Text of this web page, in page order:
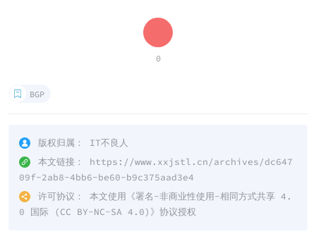
0
BGP
版权归属：
IT不良人
本文链接：
https://www.xxjstl.cn/archives/dc647
09f-2ab8-4bb6-be60-b9c375aad3e4
许可协议：
本文使用《署名-非商业性使用-相同方式共享 4.
0 国际 (CC BY-NC-SA 4.0) 》协议授权